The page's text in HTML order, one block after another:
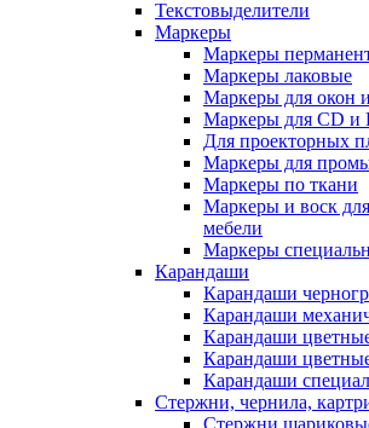
Текстовыделители
Маркеры
Маркеры
Маркеры лаковые
Маркеры для окон
Маркеры для CD и
Для проекторных
Маркеры для
Маркеры по ткани
Маркеры и воск
мебели
Маркеры
Карандаши
Карандаши
Карандаши
Карандаши
Карандаши
Карандаши
Стержни, чернила,